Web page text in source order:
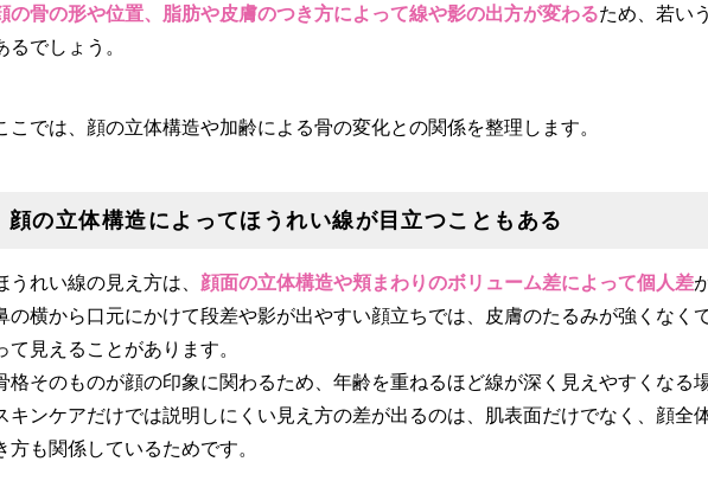
の骨の形や位置、脂肪や皮膚のつき方によって線や影の出方が変わるため、若い
るでしょう。
こでは、顔の立体構造や加齢による骨の変化との関係を整理します。
顔の立体構造によってほうれい線が目立つこともある
うれい線の見え方は、 顔面の立体構造や頬まわりのボリューム差によって個人差
の横から口元にかけて段差や影が出やすい顔立ちでは、皮膚のたるみが強くなく
て見えることがあります。
格そのものが顔の印象に関わるため、年齢を重ねるほど線が深く見えやすくなる
キンケアだけでは説明しにくい見え方の差が出るのは、肌表面だけでなく、顔全
方も関係しているためです。